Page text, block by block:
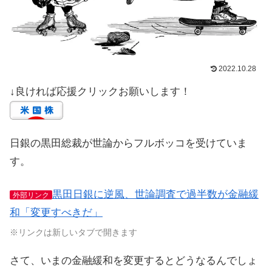
2022.10.28
↓良ければ応援クリックお願いします！
日銀の黒田総裁が世論からフルボッコを受けていま
す。
外部リンク 黒田日銀に逆風、世論調査で過半数が金融緩
和「変更すべきだ」
※リンクは新しいタブで開きます
さて、いまの金融緩和を変更するとどうなるんでしょ